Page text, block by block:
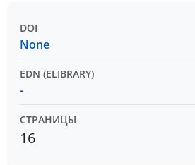
DOI
None
EDN (ELIBRARY)
-
СТРАНИЦЫ
16